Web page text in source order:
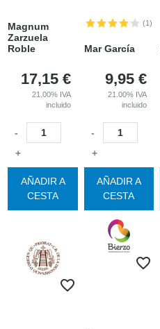
Magnum
Zarzuela
Roble
17,15 €
21.00% IVA
incluido
-
+
AÑADIR A
CESTA
(1)
Mar García
9,95 €
21.00% IVA
incluido
-
+
AÑADIR A
CESTA